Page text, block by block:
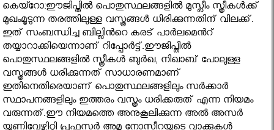
കെയ്റോ:ഈജിപ്തില്‍ പൊതുസ്ഥലങ്ങളില്‍ മുസ്ലീം സ്ത്രീകള്‍ക്ക്
മുഖംമൂടുന്ന തരത്തിലുള്ള വസ്ത്രങ്ങള്‍ ധിരിക്കുന്നതിന് വിലക്ക്.
ഇത് സംബന്ധിച്ച ബില്ലിന്‍റെ കരട് പാര്‍ലമെന്‍റ്
തയ്യാറാക്കിയെന്നാണ് റിപ്പോര്‍ട്ട്.ഈജിപ്തില്‍
പൊതുസ്ഥലങ്ങളില്‍ സ്ത്രീകള്‍ ബുര്‍ഖ, നിഖാബ് പോലുള്ള
വസ്ത്രങ്ങള്‍ ധരിക്കുന്നത് സാധാരണമാണ്
ഇതിനെതിരെയാണ് പൊതുസ്ഥലങ്ങളിലും സര്‍ക്കാര്‍
സ്ഥാപനങ്ങളിലും ഇത്തരം വസ്ത്രം ധരിക്കരുത് എന്ന നിയമം
വരുന്നത്.ഈ നിയമത്തെ അനുകൂലിക്കുന്ന അല്‍ അസര്‍